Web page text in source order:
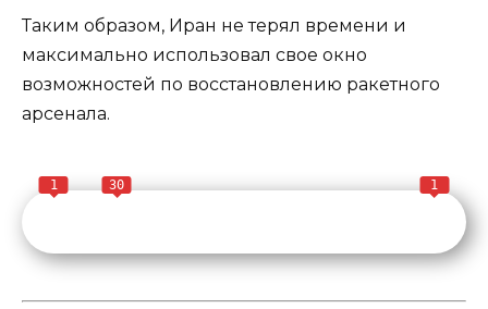
Таким образом, Иран не терял времени и
максимально использовал свое окно
возможностей по восстановлению ракетного
арсенала.
1 30 1